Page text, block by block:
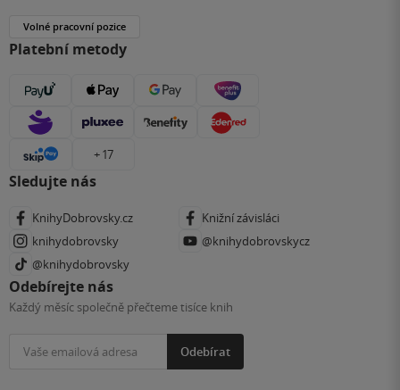
Volné pracovní pozice
Platební metody
+ 17
Sledujte nás
KnihyDobrovsky.cz
Knižní závisláci
knihydobrovsky
@knihydobrovskycz
@knihydobrovsky
Odebírejte nás
Každý měsíc společně přečteme tisíce knih
Odebírat